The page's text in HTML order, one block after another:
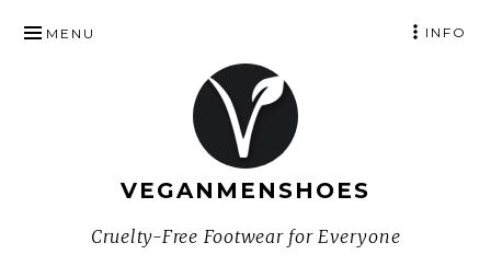
TO
VEGANMENSHOES
Cruelty-Free Footwear for Everyone
MENU INFO